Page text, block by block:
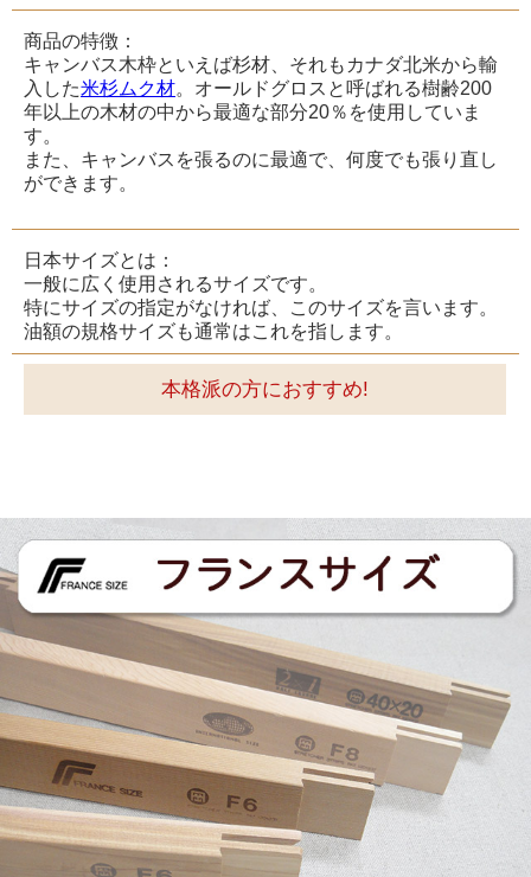
商品の特徴：
キャンバス木枠といえば杉材、それもカナダ北米から輸
入した米杉ムク材。オールドグロスと呼ばれる樹齢200
年以上の木材の中から最適な部分20％を使用していま
す。
また、キャンバスを張るのに最適で、何度でも張り直し
ができます。
日本サイズとは：
一般に広く使用されるサイズです。
特にサイズの指定がなければ、このサイズを言います。
油額の規格サイズも通常はこれを指します。
本格派の方におすすめ!